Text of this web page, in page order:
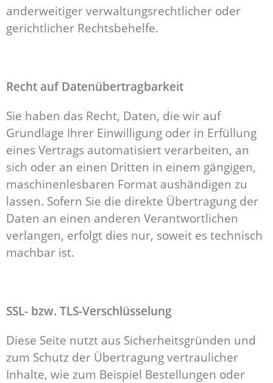
anderweitiger verwaltungsrechtlicher oder
gerichtlicher Rechtsbehelfe.
Recht auf Daten­übertrag­barkeit
Sie haben das Recht, Daten, die wir auf
Grundlage Ihrer Einwilligung oder in Erfüllung
eines Vertrags automatisiert verarbeiten, an
sich oder an einen Dritten in einem gängigen,
maschinenlesbaren Format aushändigen zu
lassen. Sofern Sie die direkte Übertragung der
Daten an einen anderen Verantwortlichen
verlangen, erfolgt dies nur, soweit es technisch
machbar ist.
SSL- bzw. TLS-Verschlüsselung
Diese Seite nutzt aus Sicherheitsgründen und
zum Schutz der Übertragung vertraulicher
Inhalte, wie zum Beispiel Bestellungen oder